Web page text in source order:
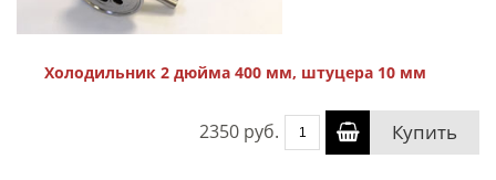
Холодильник 2 дюйма 400 мм, штуцера 10 мм
2350 руб. Купить